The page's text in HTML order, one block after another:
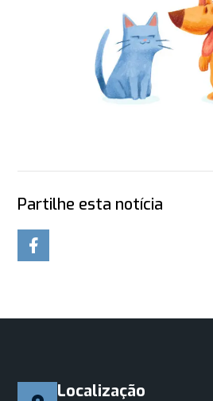
Partilhe esta notícia
Localização